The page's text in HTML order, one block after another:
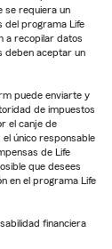
se requiera un
del programa Life
a recopilar datos
deben aceptar un
puede enviarte y
de impuestos
el canje de
único responsable
de Life
que desees
en el programa Life
financiera